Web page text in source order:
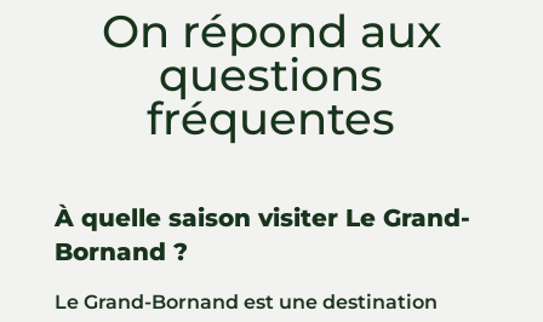
On répond aux
questions
fréquentes
À quelle saison visiter Le Grand-
Bornand ?
Le Grand-Bornand est une destination